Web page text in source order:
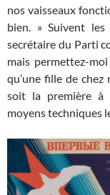
nos vaisseaux
bien. » Suivent
secrétaire du Parti
mais permettez-
qu’une fille de
soit la première à
moyens techniques